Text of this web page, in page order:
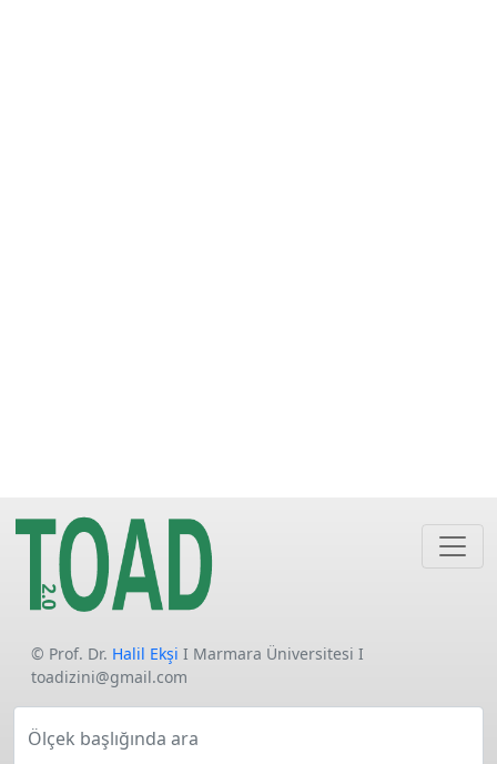
© Prof. Dr. Halil Ekşi I Marmara Üniversitesi I
toadizini@gmail.com
Ölçek başlığında ara